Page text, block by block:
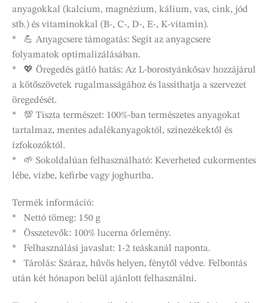
anyagokkal (kalcium, magnézium, kálium, vas, cink, jód
stb.) és vitaminokkal (B-, C-, D-, E-, K-vitamin).
* 💪 Anyagcsere támogatás: Segít az anyagcsere
folyamatok optimalizálásában.
* 💖 Öregedés gátló hatás: Az L-borostyánkősav hozzájárul
a kötőszövetek rugalmasságához és lassíthatja a szervezet
öregedését.
* 💯 Tiszta természet: 100%-ban természetes anyagokat
tartalmaz, mentes adalékanyagoktól, színezékektől és
ízfokozóktól.
* 🌱 Sokoldalúan felhasználható: Keverheted cukormentes
lébe, vízbe, kefirbe vagy joghurtba.
Termék információ:
* Nettó tömeg: 150 g
* Összetevők: 100% lucerna őrlemény.
* Felhasználási javaslat: 1-2 teáskanál naponta.
* Tárolás: Száraz, hűvös helyen, fénytől védve. Felbontás
után két hónapon belül ajánlott felhasználni.